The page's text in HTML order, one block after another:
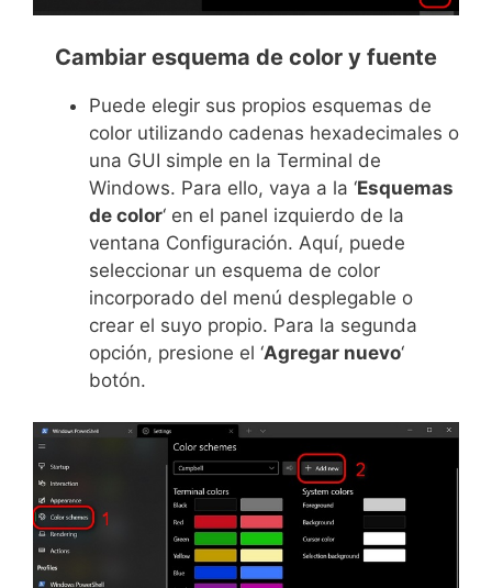
Cambiar esquema de color y fuente
Puede elegir sus propios esquemas de
color utilizando cadenas hexadecimales o
una GUI simple en la Terminal de
Windows. Para ello, vaya a la ‘Esquemas
de color‘ en el panel izquierdo de la
ventana Configuración. Aquí, puede
seleccionar un esquema de color
incorporado del menú desplegable o
crear el suyo propio. Para la segunda
opción, presione el ‘Agregar nuevo‘
botón.